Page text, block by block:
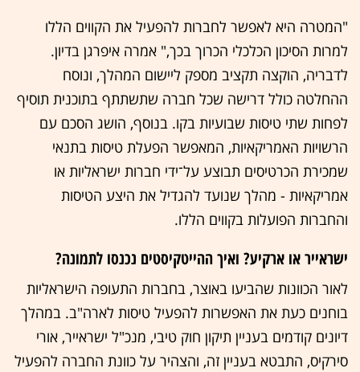
"המטרה היא לאפשר לחברות להפעיל את הקווים הללו
למרות הסיכון הכלכלי הכרוך בכך," אמרה איפרגן בדיון.
לדבריה, הוקצה תקציב מספק ליישום המהלך, ונוסח
ההחלטה כולל דרישה שכל חברה שתשתתף בתוכנית תוסיף
לפחות שתי טיסות שבועיות בקו. בנוסף, הושג הסכם עם
הרשויות האמריקאיות, המאפשר הפעלת טיסות בתנאי
שמכירת הכרטיסים תבוצע על־ידי חברות ישראליות או
אמריקאיות - מהלך שנועד להגדיל את היצע הטיסות
והחברות הפועלות בקווים הללו.
ישראייר או ארקיע? ואיך ההייטקיסטים נכנסו לתמונה?
לאור הכוונות שהביעו באוצר, בחברות התעופה הישראליות
בוחנים כעת את האפשרות להפעיל טיסות לארה"ב. במהלך
דיונים קודמים בעניין תיקון חוק טיבי, מנכ"ל ישראייר, אורי
סירקיס, התבטא בעניין זה, והצהיר על כוונת החברה להפעיל